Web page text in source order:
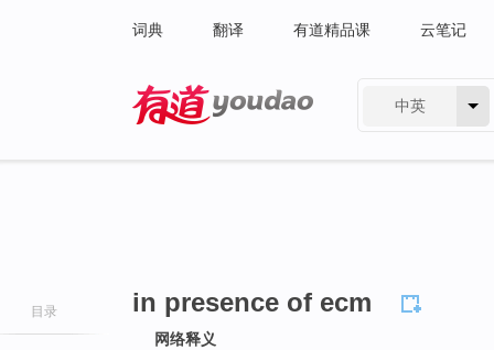
词典 翻译 有道精品课 云笔记
中英
目录 in presence of ecm
网络释义